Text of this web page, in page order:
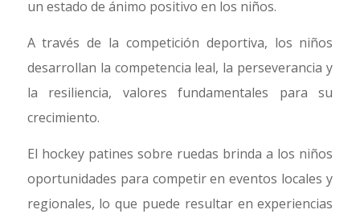
un estado de ánimo positivo en los niños.
A través de la competición deportiva, los niños
desarrollan la competencia leal, la perseverancia y
la resiliencia, valores fundamentales para su
crecimiento.
El hockey patines sobre ruedas brinda a los niños
oportunidades para competir en eventos locales y
regionales, lo que puede resultar en experiencias